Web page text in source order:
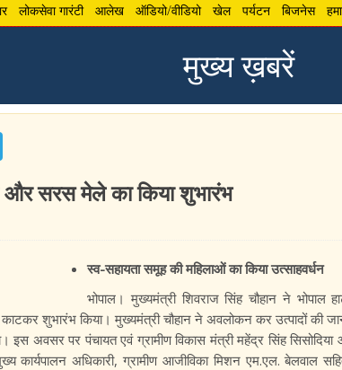
लोकसेवा गारंटी आलेख ऑडियो/वीडियो खेल पर्यटन बिजनेस
मुख्य ख़बरें
और सरस मेले का किया शुभारंभ
स्व-सहायता समूह की महिलाओं का किया उत्साहवर्धन
भोपाल। मुख्यमंत्री शिवराज सिंह चौहान ने भोपाल
शुभारंभ किया। मुख्यमंत्री चौहान ने अवलोकन कर उत्पादों की
इस अवसर पर पंचायत एवं ग्रामीण विकास मंत्री महेंद्र सिंह सिसोदिया
अधिकारी, ग्रामीण आजीविका मिशन एम.एल. बेलवाल